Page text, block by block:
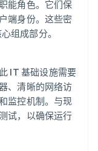
能角色。它们保
端身份。这些密
组成部分。
IT 基础设施需要
、清晰的网络访
监控机制。与现
试，以确保运行